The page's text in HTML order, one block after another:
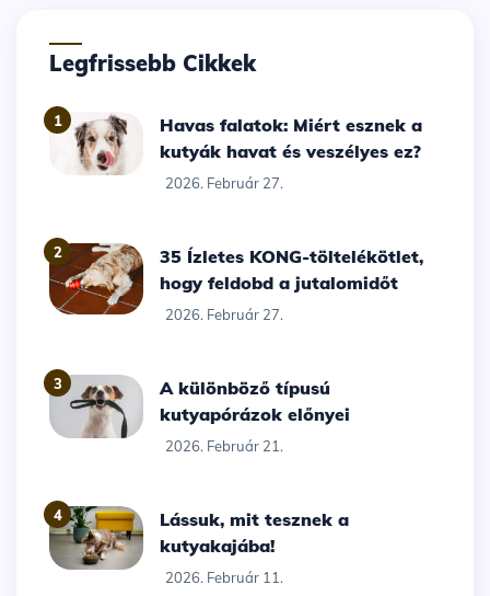
Legfrissebb Cikkek
1
Havas falatok: Miért esznek a
kutyák havat és veszélyes ez?
2026. Február 27.
2
35 Ízletes KONG-töltelékötlet,
hogy feldobd a jutalomidőt
2026. Február 27.
3
A különböző típusú
kutyapórázok előnyei
2026. Február 21.
4
Lássuk, mit tesznek a
kutyakajába!
2026. Február 11.